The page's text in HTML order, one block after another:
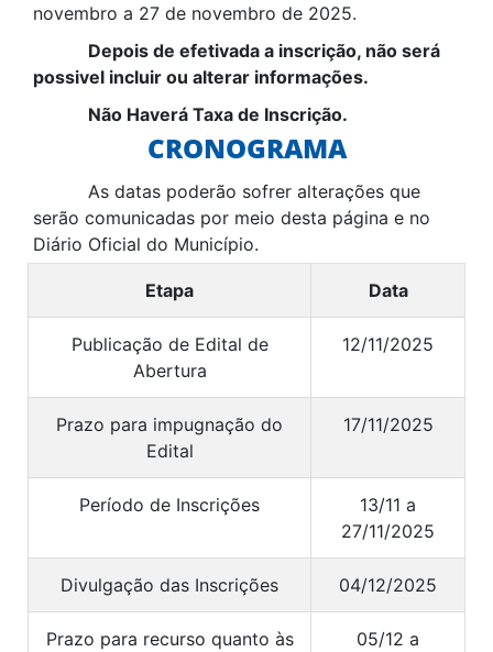
novembro a 27 de novembro de 2025.
Depois de efetivada a inscrição, não será
possivel incluir ou alterar informações.
Não Haverá Taxa de Inscrição.
CRONOGRAMA
As datas poderão sofrer alterações que
serão comunicadas por meio desta página e no
Diário Oficial do Município.
Etapa Data
Publicação de Edital de
Abertura
12/11/2025
Prazo para impugnação do
Edital
17/11/2025
Período de Inscrições
13/11 a
27/11/2025
Divulgação das Inscrições 04/12/2025
Prazo para recurso quanto às
05/12 a